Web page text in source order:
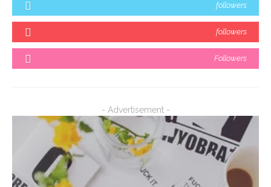
followers
followers
Followers
- Advertisement -